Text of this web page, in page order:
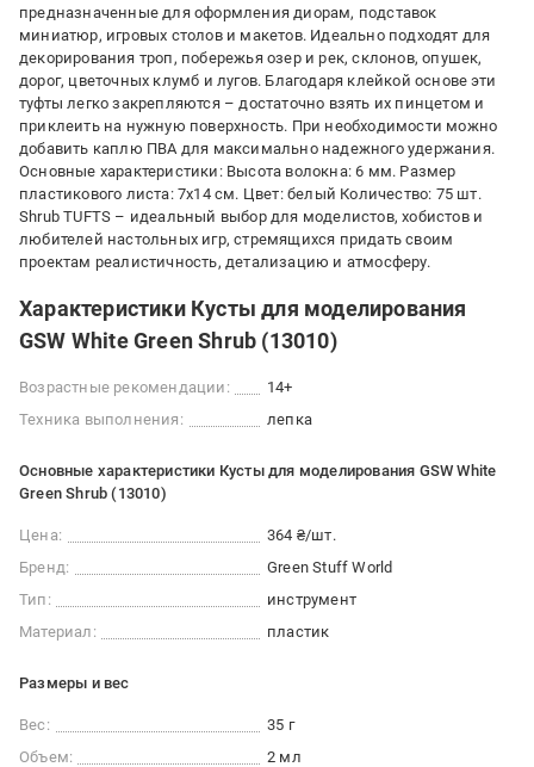
предназначенные для оформления диорам, подставок
миниатюр, игровых столов и макетов. Идеально подходят для
декорирования троп, побережья озер и рек, склонов, опушек,
дорог, цветочных клумб и лугов. Благодаря клейкой основе эти
туфты легко закрепляются – достаточно взять их пинцетом и
приклеить на нужную поверхность. При необходимости можно
добавить каплю ПВА для максимально надежного удержания.
Основные характеристики: Высота волокна: 6 мм. Размер
пластикового листа: 7x14 см. Цвет: белый Количество: 75 шт.
Shrub TUFTS – идеальный выбор для моделистов, хобистов и
любителей настольных игр, стремящихся придать своим
проектам реалистичность, детализацию и атмосферу.
Характеристики Кусты для моделирования
GSW White Green Shrub (13010)
Возрастные рекомендации:
14+
Техника выполнения:
лепка
Основные характеристики Кусты для моделирования GSW White
Green Shrub (13010)
Цена:
364 ₴/шт.
Бренд:
Green Stuff World
Тип:
инструмент
Материал:
пластик
Размеры и вес
Вес:
35 г
Объем:
2 мл